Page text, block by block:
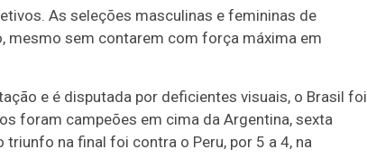
As seleções masculinas e femininas de
mesmo sem contarem com força máxima em
e é disputada por deficientes visuais, o Brasil foi
foram campeões em cima da Argentina, sexta
na final foi contra o Peru, por 5 a 4, na